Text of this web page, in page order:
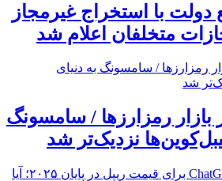
دولت با استخراج غیرمجاز
متخلفان اعلام شد
بازار رمزارزها / سامسونگ
نزدیک‌تر شد